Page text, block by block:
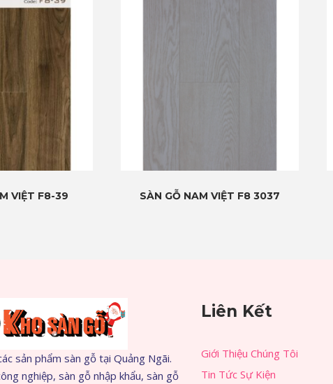
VIỆT F8-39 SÀN GỖ NAM VIỆT F8 3037
sản phẩm sàn gỗ tại Quảng Ngãi.
nghiệp, sàn gỗ nhập khẩu, sàn gỗ
Liên Kết
Giới Thiệu Chúng Tôi
Tin Tức Sự Kiện